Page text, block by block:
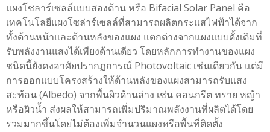
แผงโซลาร์เซลล์แบบสองด้าน หรือ Bifacial Solar Panel คือ
เทคโนโลยีแผงโซล่าร์เซลล์ที่สามารถผลิตกระแสไฟฟ้าได้จาก
ทั้งด้านหน้าและด้านหลังของแผง แตกต่างจากแผงแบบดั้งเดิมที่
รับพลังงานแสงได้เพียงด้านเดียว โดยหลักการทำงานของแผง
ชนิดนี้ยังคงอาศัยปรากฏการณ์ Photovoltaic เช่นเดียวกัน แต่มี
การออกแบบโครงสร้างให้ด้านหลังของแผงสามารถรับแสง
สะท้อน (Albedo) จากพื้นผิวด้านล่าง เช่น คอนกรีต ทราย หญ้า
หรือผิวน้ำ ส่งผลให้สามารถเพิ่มปริมาณพลังงานที่ผลิตได้โดย
รวมมากขึ้นโดยไม่ต้องเพิ่มจำนวนแผงหรือพื้นที่ติดตั้ง